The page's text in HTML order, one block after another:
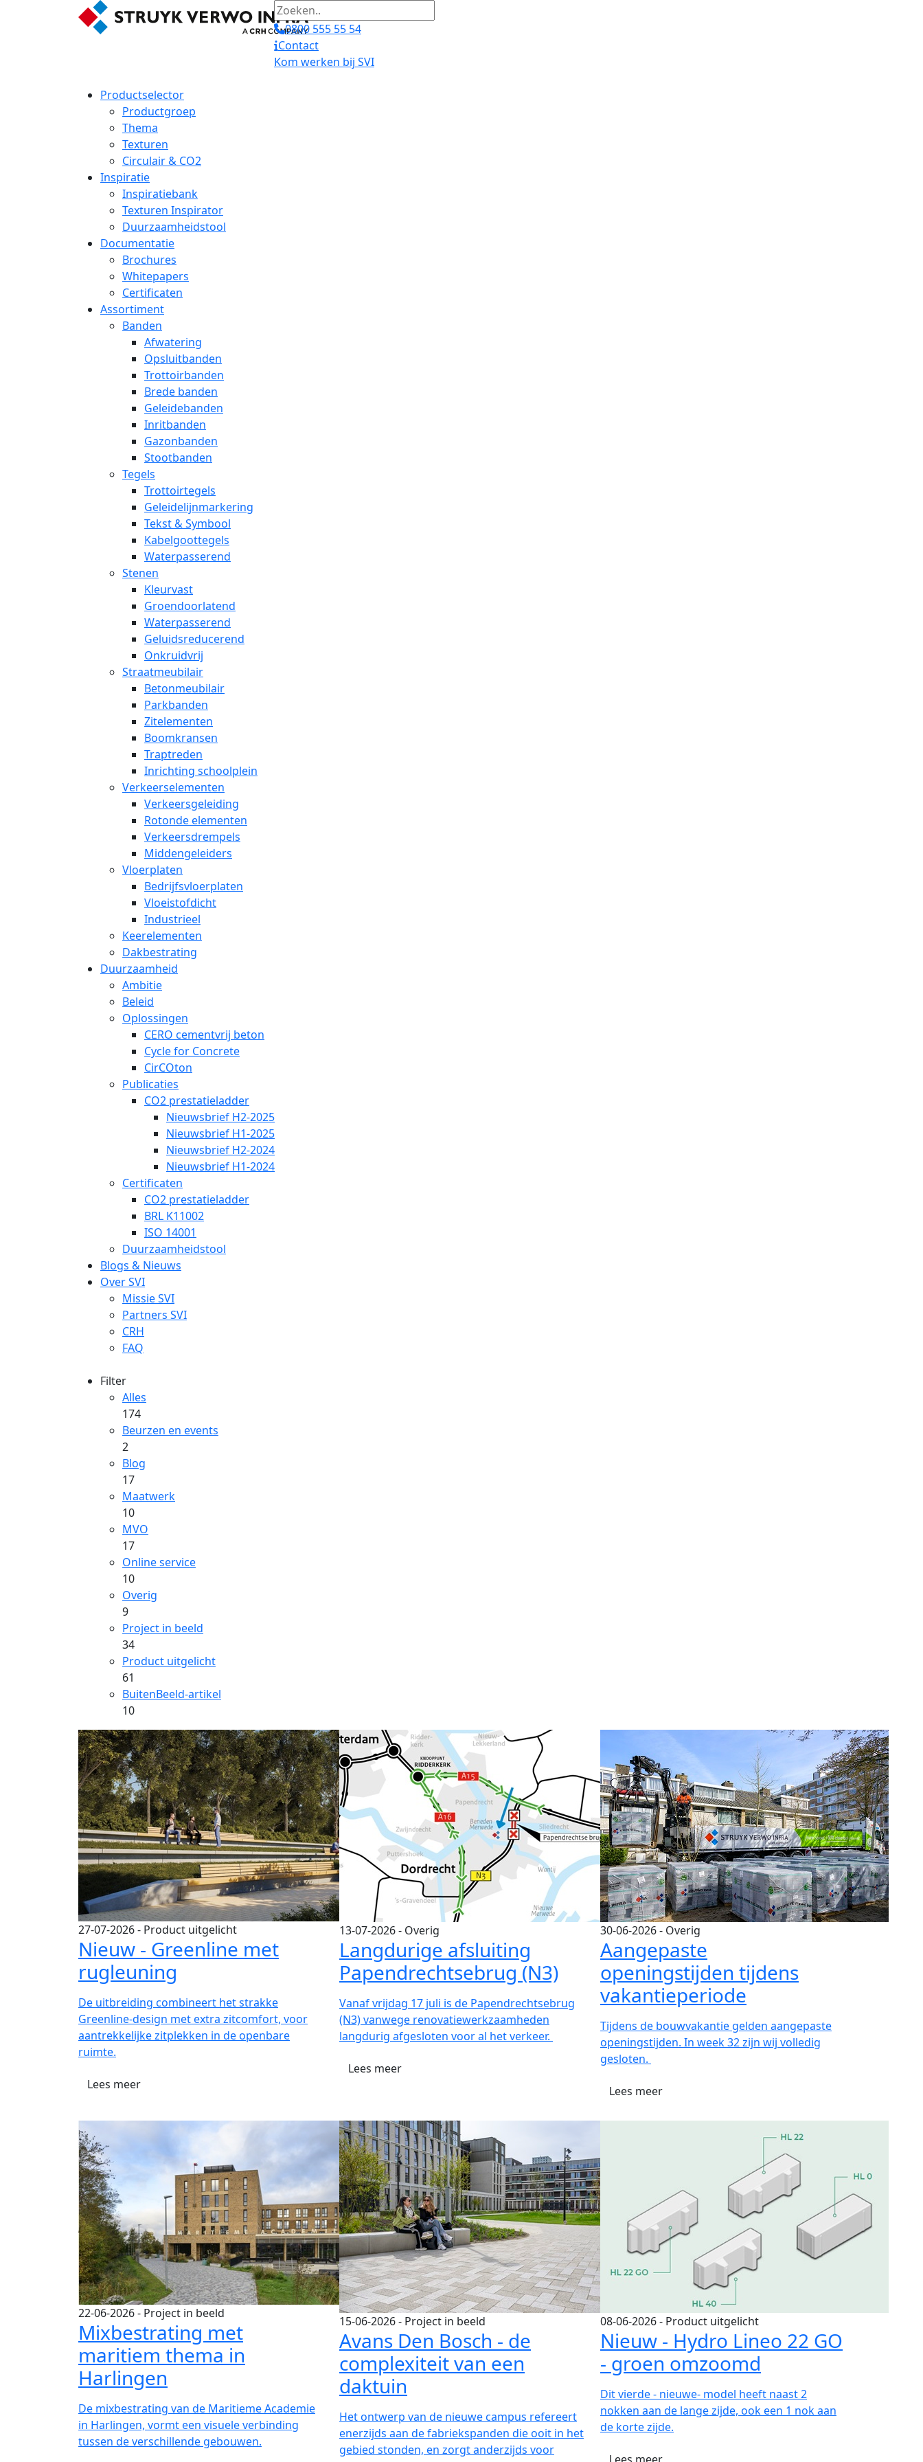
0800 555 55 54
Contact
Kom werken bij SVI
Productselector
Productgroep
Thema
Texturen
Circulair & CO2
Inspiratie
Inspiratiebank
Texturen Inspirator
Duurzaamheidstool
Documentatie
Brochures
Whitepapers
Certificaten
Assortiment
Banden
Afwatering
Opsluitbanden
Trottoirbanden
Brede banden
Geleidebanden
Inritbanden
Gazonbanden
Stootbanden
Tegels
Trottoirtegels
Geleidelijnmarkering
Tekst & Symbool
Kabelgoottegels
Waterpasserend
Stenen
Kleurvast
Groendoorlatend
Waterpasserend
Geluidsreducerend
Onkruidvrij
Straatmeubilair
Betonmeubilair
Parkbanden
Zitelementen
Boomkransen
Traptreden
Inrichting schoolplein
Verkeerselementen
Verkeersgeleiding
Rotonde elementen
Verkeersdrempels
Middengeleiders
Vloerplaten
Bedrijfsvloerplaten
Vloeistofdicht
Industrieel
Keerelementen
Dakbestrating
Duurzaamheid
Ambitie
Beleid
Oplossingen
CERO cementvrij beton
Cycle for Concrete
CirCOton
Publicaties
CO2 prestatieladder
Nieuwsbrief H2-2025
Nieuwsbrief H1-2025
Nieuwsbrief H2-2024
Nieuwsbrief H1-2024
Certificaten
CO2 prestatieladder
BRL K11002
ISO 14001
Duurzaamheidstool
Blogs & Nieuws
Over SVI
Missie SVI
Partners SVI
CRH
FAQ
Filter
Alles
174
Beurzen en events
2
Blog
17
Maatwerk
10
MVO
17
Online service
10
Overig
9
Project in beeld
34
Product uitgelicht
61
BuitenBeeld-artikel
10
27-07-2026- Product uitgelicht
Nieuw - Greenline met
rugleuning
De uitbreiding combineert het strakke
Greenline-design met extra zitcomfort, voor
aantrekkelijke zitplekken in de openbare
ruimte.
Lees meer
13-07-2026- Overig
Langdurige afsluiting
Papendrechtsebrug (N3)
Vanaf vrijdag 17 juli is de Papendrechtsebrug
(N3) vanwege renovatiewerkzaamheden
langdurig afgesloten voor al het verkeer.
Lees meer
30-06-2026- Overig
Aangepaste
openingstijden tijdens
vakantieperiode
Tijdens de bouwvakantie gelden aangepaste
openingstijden. In week 32 zijn wij volledig
gesloten.
Lees meer
22-06-2026- Project in beeld
Mixbestrating met
maritiem thema in
Harlingen
De mixbestrating van de Maritieme Academie
in Harlingen, vormt een visuele verbinding
tussen de verschillende gebouwen.
15-06-2026- Project in beeld
Avans Den Bosch - de
complexiteit van een
daktuin
Het ontwerp van de nieuwe campus refereert
enerzijds aan de fabriekspanden die ooit in het
gebied stonden, en zorgt anderzijds voor
08-06-2026- Product uitgelicht
Nieuw - Hydro Lineo 22 GO
- groen omzoomd
Dit vierde - nieuwe- model heeft naast 2
nokken aan de lange zijde, ook een 1 nok aan
de korte zijde.